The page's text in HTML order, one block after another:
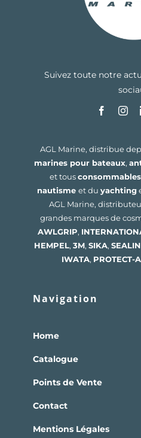
Suivez toute notre
AGL Marine, distribue
marines pour bateaux,
et tousconsommables
nautisme et du yachting
AGL Marine,
grandes marques de
AWLGRIP,
HEMPEL, 3M, SIKA,
IWATA, PROTECT-
Navigation
Home
Catalogue
Points de Vente
Contact
Mentions Légales